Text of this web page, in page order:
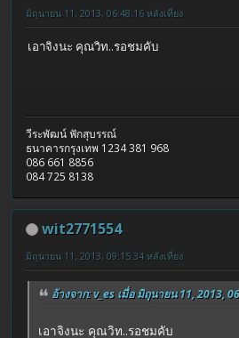
มิถุนายน 11, 2013, 06:48:16 หลังเที่ยง
เอาจิงนะ คุณวิท..รอชมคับ
วีระพัฒน์ ฟักสุบรรณ์
ธนาคารกรุงเทพ 1234 381 968
086 661 8856
084 725 8138
wit2771554
มิถุนายน 11, 2013, 09:15:34 หลังเที่ยง
อ้างจาก: v_es เมื่อ มิถุนายน 11, 2013,
เอาจิงนะ คุณวิท..รอชมคับ